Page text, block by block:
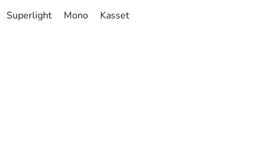
Superlight Mono Kassette II